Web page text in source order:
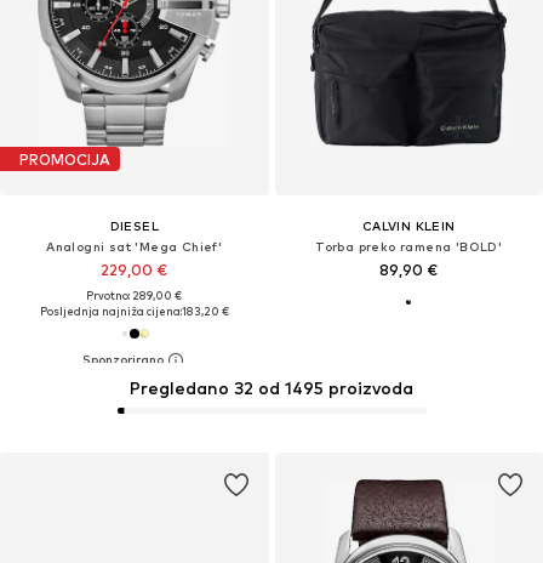
PROMOCIJA
DIESEL
Analogni sat 'Mega Chief'
229,00 €
Prvotno: 289,00 €
Posljednja najniža cijena:183,20 €
CALVIN KLEIN
Torba preko ramena 'BOLD'
89,90 €
Pregledano 32 od 1495 proizvoda